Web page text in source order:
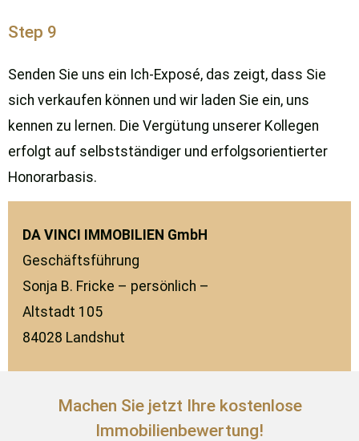
Step 9
Senden Sie uns ein Ich-Exposé, das zeigt, dass Sie
sich verkaufen können und wir laden Sie ein, uns
kennen zu lernen. Die Vergütung unserer Kollegen
erfolgt auf selbstständiger und erfolgsorientierter
Honorarbasis.
DA VINCI IMMOBILIEN GmbH
Geschäftsführung
Sonja B. Fricke – persönlich –
Altstadt 105
84028 Landshut
Machen Sie jetzt Ihre kostenlose
Immobilienbewertung!